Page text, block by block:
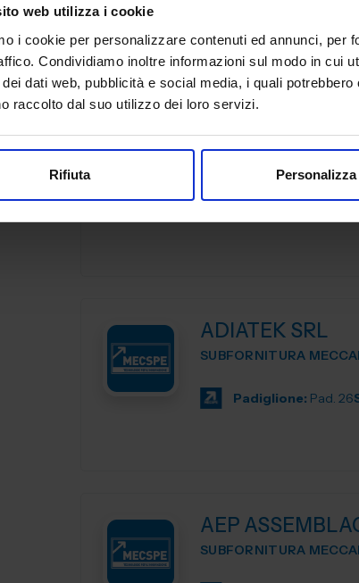
web utilizza i cookie
i cookie per personalizzare contenuti ed annunci, per
Condividiamo inoltre informazioni sul modo in cui
dati web, pubblicità e social media, i quali
raccolto dal suo utilizzo dei loro servizi.
Rifiuta Personalizza
Padiglione:Pad. 26
Adacta S.p.A. -
Padiglione:Pad. 21
ADIATEK SRL
SUBFORNITURA
Padiglione: Pad. 26
AEP
SUBFORNITURA